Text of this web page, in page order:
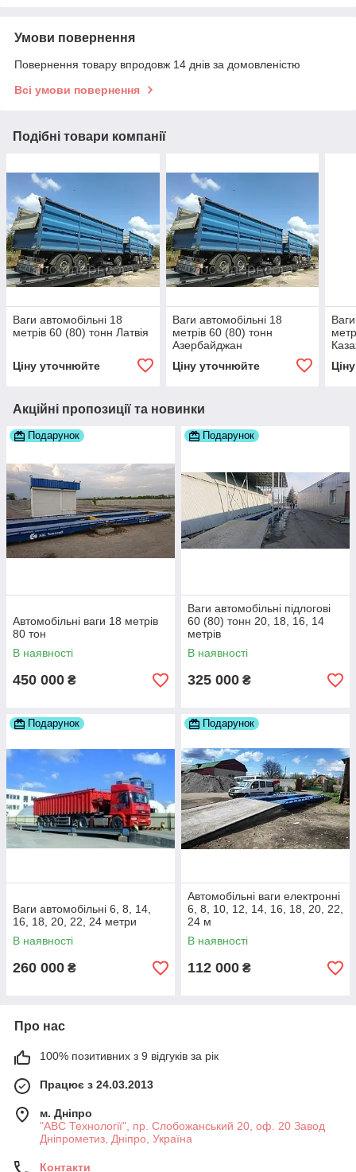
Умови повернення
Повернення товару впродовж 14 днів за домовленістю
Всі умови повернення
Подібні товари компанії
Ваги автомобільні 18
метрів 60 (80) тонн Латвія
Ціну уточнюйте
Ваги автомобільні 18
метрів 60 (80) тонн
Азербайджан
Ціну уточнюйте
Акційні пропозиції та новинки
Подарунок
Автомобільні ваги 18 метрів
80 тон
В наявності
450 000 ₴
Подарунок
Ваги автомобільні підлогові
60 (80) тонн 20, 18, 16, 14
метрів
В наявності
325 000 ₴
Подарунок
Ваги автомобільні 6, 8, 14,
16, 18, 20, 22, 24 метри
В наявності
260 000 ₴
Подарунок
Автомобільні ваги електронні
6, 8, 10, 12, 14, 16, 18, 20, 22,
24 м
В наявності
112 000 ₴
Про нас
100% позитивних з 9 відгуків за рік
Працює з 24.03.2013
м. Дніпро
"АВС Технології", пр. Слобожанський 20, оф. 20 Завод
Дніпрометиз, Дніпро, Україна
Контакти